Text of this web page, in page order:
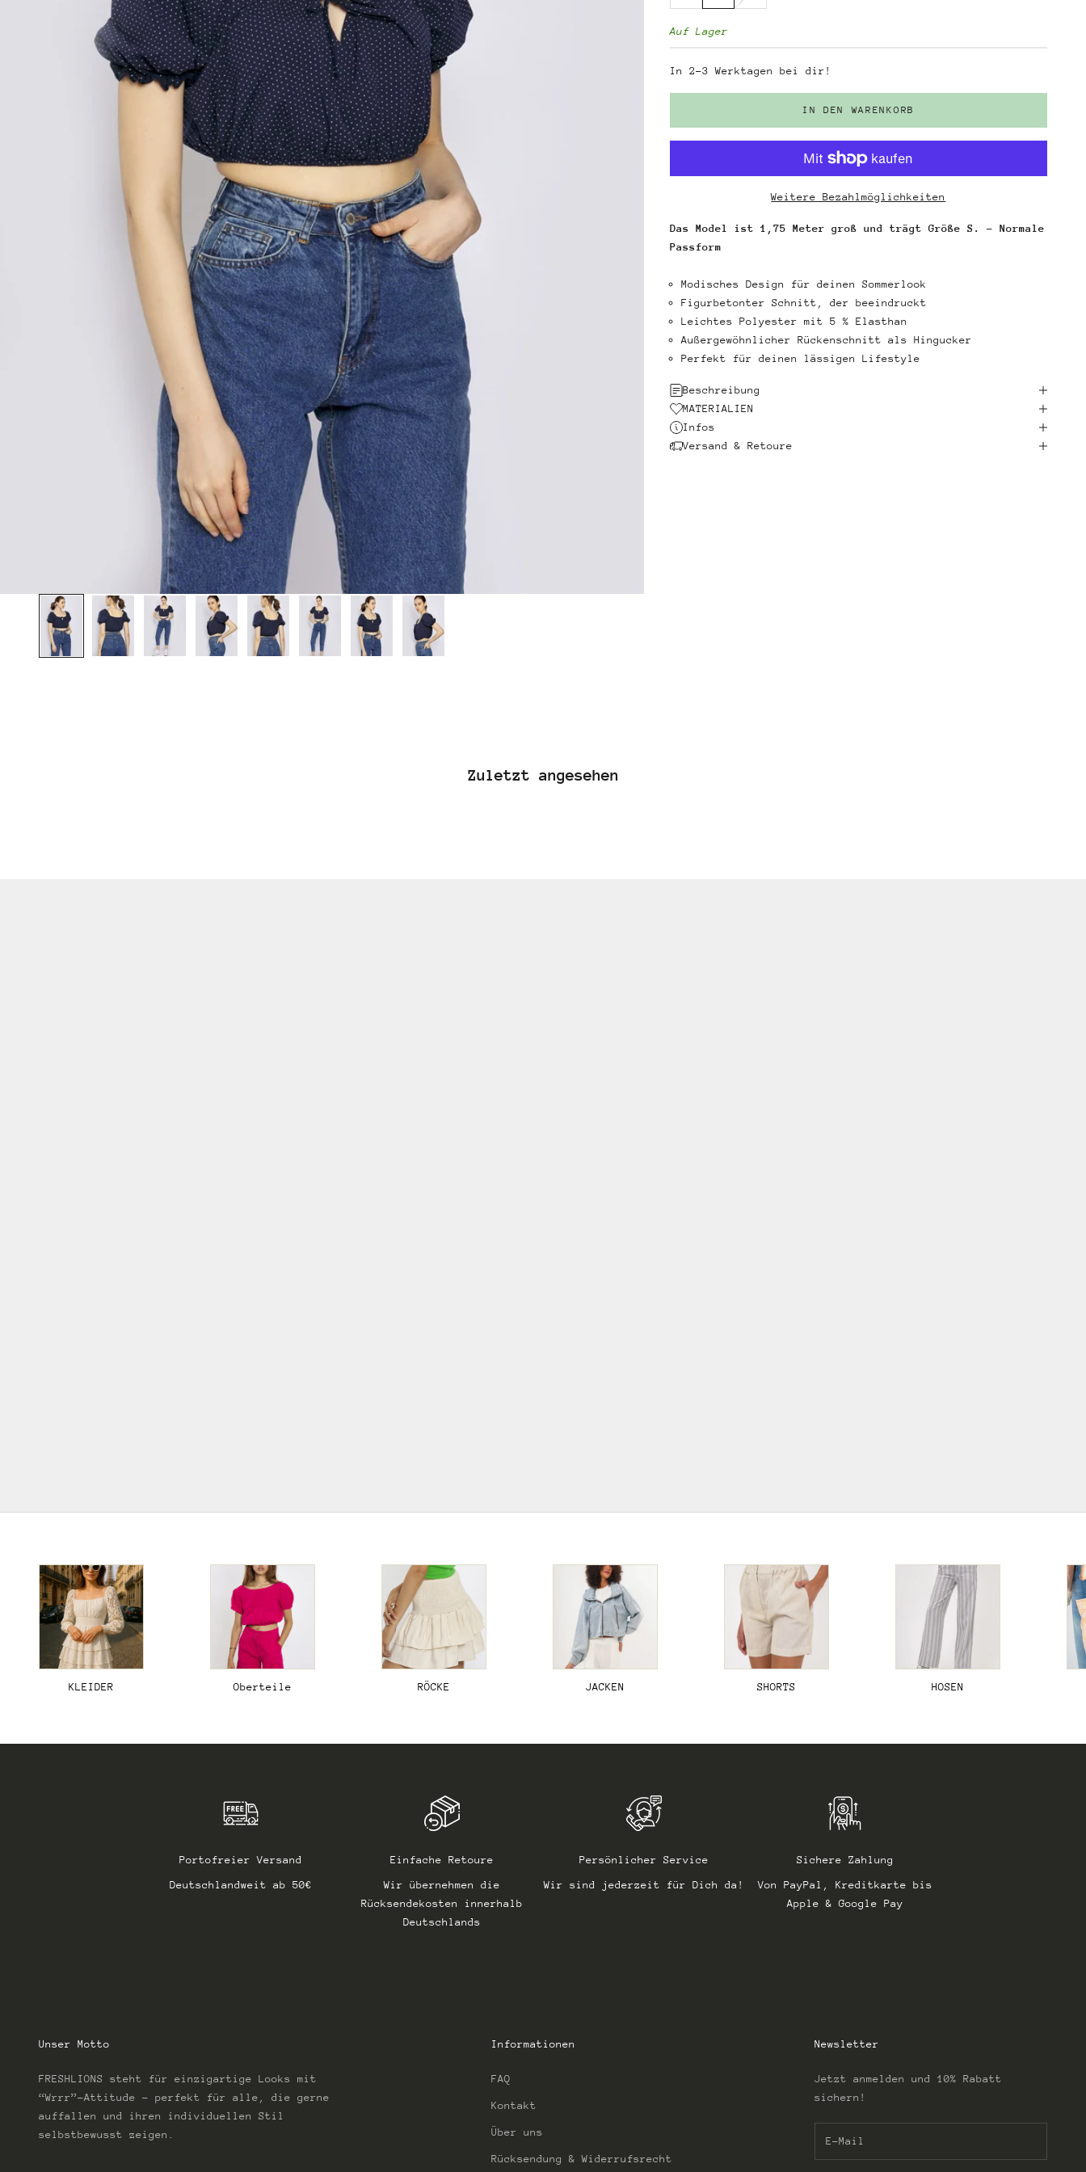
Auf Lager
In 2-3 Werktagen bei dir!
IN DEN WARENKORB
Weitere Bezahlmöglichkeiten
Das Model ist 1,75 Meter groß und trägt Größe S. - Normale
Passform
Modisches Design für deinen Sommerlook
Figurbetonter Schnitt, der beeindruckt
Leichtes Polyester mit 5 % Elasthan
Außergewöhnlicher Rückenschnitt als Hingucker
Perfekt für deinen lässigen Lifestyle
Beschreibung
MATERIALIEN
Infos
Versand & Retoure
Zuletzt angesehen
KLEIDER Oberteile RÖCKE JACKEN SHORTS HOSEN
Portofreier Versand
Deutschlandweit ab 50€
Einfache Retoure
Wir übernehmen die
Rücksendekosten innerhalb
Deutschlands
Persönlicher Service
Wir sind jederzeit für Dich da!
Sichere Zahlung
Von PayPal, Kreditkarte bis
Apple & Google Pay
Unser Motto
FRESHLIONS steht für einzigartige Looks mit
“Wrrr”-Attitude – perfekt für alle, die gerne
auffallen und ihren individuellen Stil
selbstbewusst zeigen.
Informationen
FAQ
Kontakt
Über uns
Rücksendung & Widerrufsrecht
Newsletter
Jetzt anmelden und 10% Rabatt
sichern!